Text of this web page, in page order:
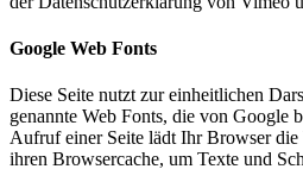
Google Web Fonts
Diese Seite nutzt zur einheitlichen
genannte Web Fonts, die von Google
Aufruf einer Seite lädt Ihr Browser die
ihren Browsercache, um Texte und